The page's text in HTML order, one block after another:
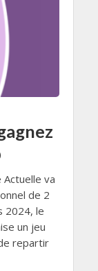
Actuelle va
de 2
2024, le
un jeu
repartir